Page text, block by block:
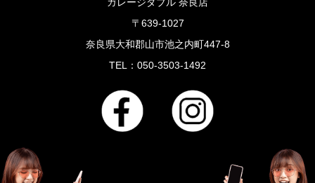
〒639-1027
奈良県大和郡山市池之内町447-8
TEL：050-3503-1492